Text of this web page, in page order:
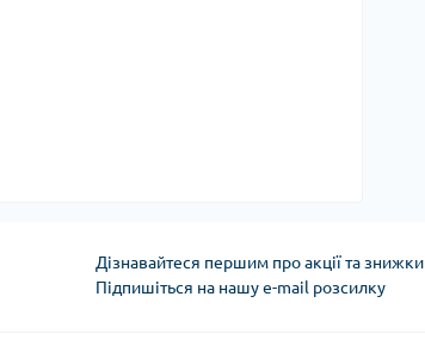
Дізнавайтеся першим про акції та знижки
Підпишіться на нашу e-mail розсилку